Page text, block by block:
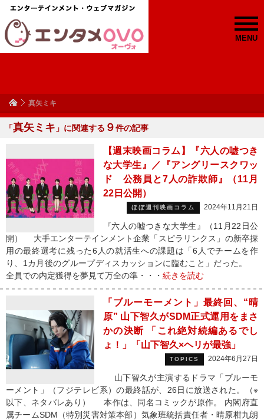
MENU
真矢ミキ
「真矢ミキ 」に関連する ９件の記事
【週末映画コラム】『六人の嘘つき
な大学生』／『アングリースクワッ
ド 公務員と7人の詐欺師』（11月
22日公開）
ほぼ週刊映画コラム 2024年11月21日
『六人の嘘つきな大学生』（11月22日公
開） 大手エンターテインメント企業「スピラリンクス」の新卒採
用の最終選考に残った6人の就活生への課題は「6人でチームを作
り、1カ月後のグループディスカッションに臨むこと」だった。
全員での内定獲得を夢見て万全の準・・・ 続きを読む
「ブルーモーメント」最終回、“晴
原” 山下智久がSDM正式運用をまさ
かの決断 「これ絶対続編あるでし
ょ！」「山下智久×ヘリが最強」
TOPICS 2024年6月27日
山下智久が主演するドラマ「ブルーモ
ーメント」（フジテレビ系）の最終話が、26日に放送された。（※
以下、ネタバレあり） 本作は、同名コミックが原作。 内閣府直
属チームSDM（特別災害対策本部）気象班統括責任者・晴原柑九朗